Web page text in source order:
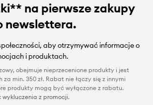
na pierwsze zakupy
newslettera.
aby otrzymywać informacje o
i produktach.
obejmuje nieprzecenione produkty i jest
min. 350 zł. Rabat nie łączy się z innymi
produkty mogą być wyłączone z rabatu.
wykluczenia z promocji.